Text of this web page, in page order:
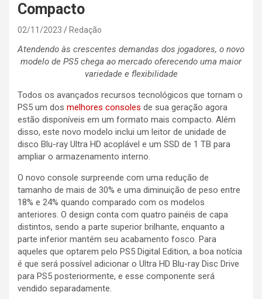
Compacto
02/11/2023 Redação
Atendendo às crescentes demandas dos jogadores, o novo
modelo de PS5 chega ao mercado oferecendo uma maior
variedade e flexibilidade
Todos os avançados recursos tecnológicos que tornam o
PS5 um dos melhores consoles de sua geração agora
estão disponíveis em um formato mais compacto. Além
disso, este novo modelo inclui um leitor de unidade de
disco Blu-ray Ultra HD acoplável e um SSD de 1 TB para
ampliar o armazenamento interno.
O novo console surpreende com uma redução de
tamanho de mais de 30% e uma diminuição de peso entre
18% e 24% quando comparado com os modelos
anteriores. O design conta com quatro painéis de capa
distintos, sendo a parte superior brilhante, enquanto a
parte inferior mantém seu acabamento fosco. Para
aqueles que optarem pelo PS5 Digital Edition, a boa notícia
é que será possível adicionar o Ultra HD Blu-ray Disc Drive
para PS5 posteriormente, e esse componente será
vendido separadamente.